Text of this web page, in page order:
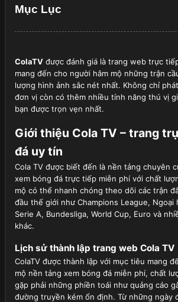
Mục Lục
ColaTV được đánh giá là trang web trực
mang đến cho người hâm mộ những trận
lượng hình ảnh sắc nét nhất. Không chỉ
đơn vị còn có thêm nhiều tính năng thú vị
bạn được trọn vẹn nhất.
Giới thiệu Cola TV – trang
đá uy tín
Cola TV được biết đến là nền tảng chuyên
xem bóng đá trực tiếp miễn phí với chất
mộ có thể nhanh chóng theo dõi các trận
đầu thế giới như Champions League, Ngoại
Serie A, Bundesliga, World Cup, Euro và
khác.
Lịch sử thành lập trang web Cola TV
ColaTV được thành lập với mục tiêu mang
mộ nền tảng xem bóng đá miễn phí, chất
gặp phải những phiền toái như quảng cáo
đường truyền kém ổn định. Từ những ngày